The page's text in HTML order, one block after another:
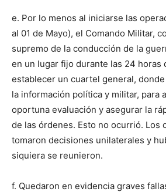
e. Por lo menos al iniciarse las
al 01 de Mayo), el Comando Militar,
supremo de la conducción de la
en un lugar fijo durante las 24 horas
establecer un cuartel general,
la información política y militar, para
oportuna evaluación y asegurar la
de las órdenes. Esto no ocurrió. Los
tomaron decisiones unilaterales y
siquiera se reunieron.
f. Quedaron en evidencia graves